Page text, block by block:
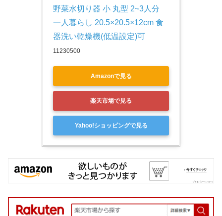
野菜水切り器 小 丸型 2~3人分
一人暮らし 20.5×20.5×12cm 食
器洗い乾燥機(低温設定)可
11230500
Amazonで見る
楽天市場で見る
Yahoo!ショッピングで見る